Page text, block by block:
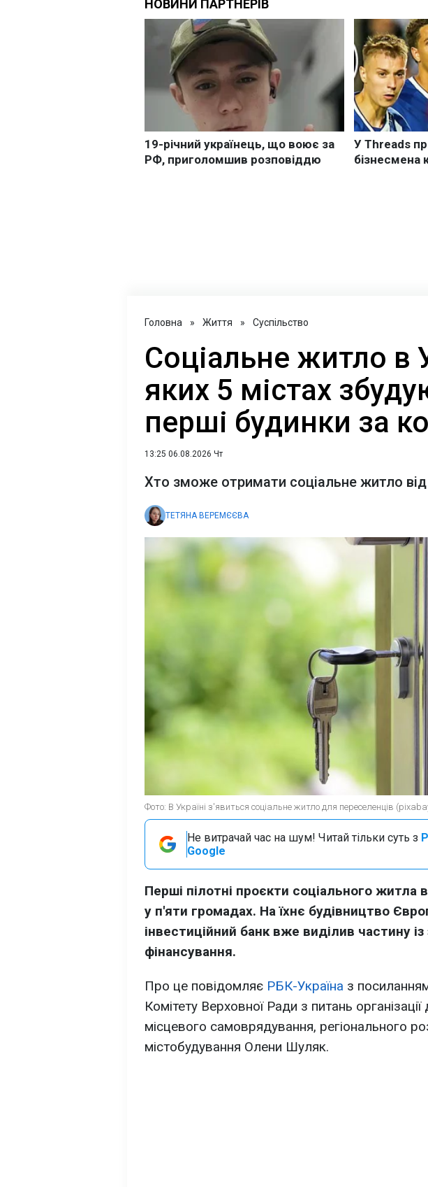
Головна » Життя » Суспільство
Соціальне житло в
яких 5 містах
перші будинки за
13:25 06.08.2026 Чт
Хто зможе отримати соціальне житло
ТЕТЯНА ВЕРЕМЄЄВА
Фото: В Україні з'явиться соціальне житло для переселенців
Не витрачай час на шум! Читай тільки суть з
Google
Перші пілотні проєкти соціального житла в
у п'яти громадах. На їхнє будівництво
інвестиційний банк вже виділив частину
фінансування.
Про це повідомляє РБК-Україна з
Комітету Верховної Ради з питань
місцевого самоврядування, регіонального
містобудування Олени Шуляк.